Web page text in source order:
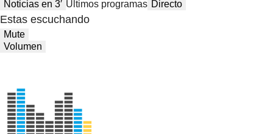
Noticias en 3′ Últimos programas Directo
Estas escuchando
Mute
Volumen